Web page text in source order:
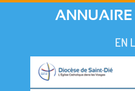
ANNUAIRE
EN